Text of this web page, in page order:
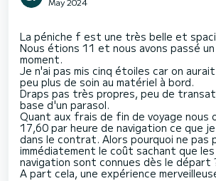
La péniche f est une très belle et
Nous étions 11 et nous avons passé
moment.
Je n'ai pas mis cinq étoiles car on
peu plus de soin au matériel à bord.
Draps pas très propres, peu de
base d'un parasol.
Quant aux frais de fin de voyage
17,60 par heure de navigation ce que je
dans le contrat. Alors pourquoi ne pas
immédiatement le coût sachant que
navigation sont connues dès le départ